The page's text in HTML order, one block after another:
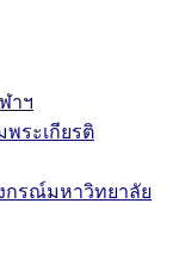
าฯ
ระเกียรติ
กรณ์มหาวิทยาลัย